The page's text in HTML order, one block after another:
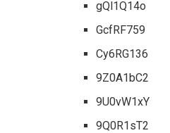
gQl1Q14o
GcfRF759
Cy6RG136
9Z0A1bC2
9U0vW1xY
9Q0R1sT2